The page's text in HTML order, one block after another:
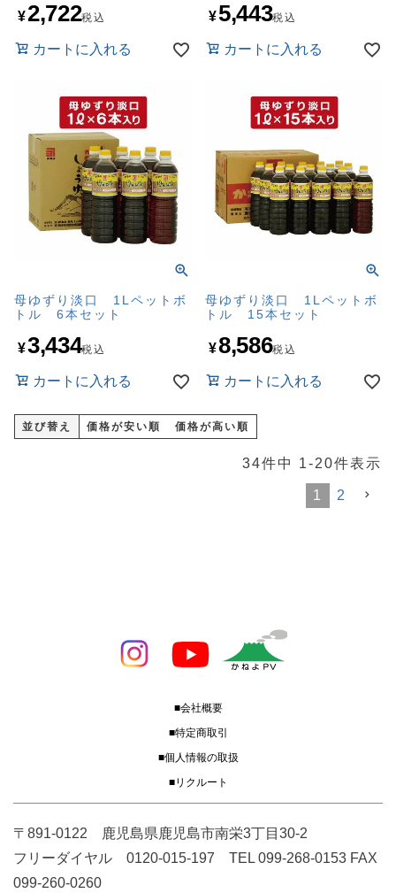
¥2,722税込
カートに入れる
¥5,443税込
カートに入れる
母ゆずり淡口 1Lペットボ
トル 6本セット
¥3,434税込
カートに入れる
母ゆずり淡口 1Lペットボ
トル 15本セット
¥8,586税込
カートに入れる
並び替え 価格が安い順 価格が高い順
34件中 1-20件表示
1 2
■会社概要
■特定商取引
■個人情報の取扱
■リクルート
〒891-0122 鹿児島県鹿児島市南栄3丁目30-2
フリーダイヤル 0120-015-197 TEL 099-268-0153 FAX
099-260-0260